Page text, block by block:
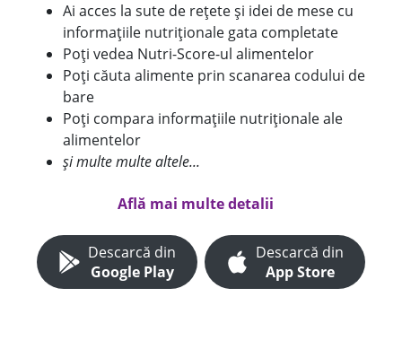
Ai acces la sute de rețete și idei de mese cu
informațiile nutriționale gata completate
Poți vedea Nutri-Score-ul alimentelor
Poți căuta alimente prin scanarea codului de
bare
Poți compara informațiile nutriționale ale
alimentelor
și multe multe altele...
Află mai multe detalii
Descarcă din
Google Play
Descarcă din
App Store